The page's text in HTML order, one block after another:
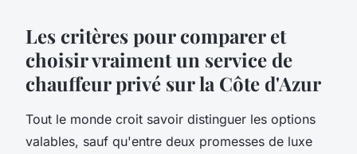
Les critères pour comparer et
choisir vraiment un service de
chauffeur privé sur la Côte d'Azur
Tout le monde croit savoir distinguer les options
valables, sauf qu'entre deux promesses de luxe